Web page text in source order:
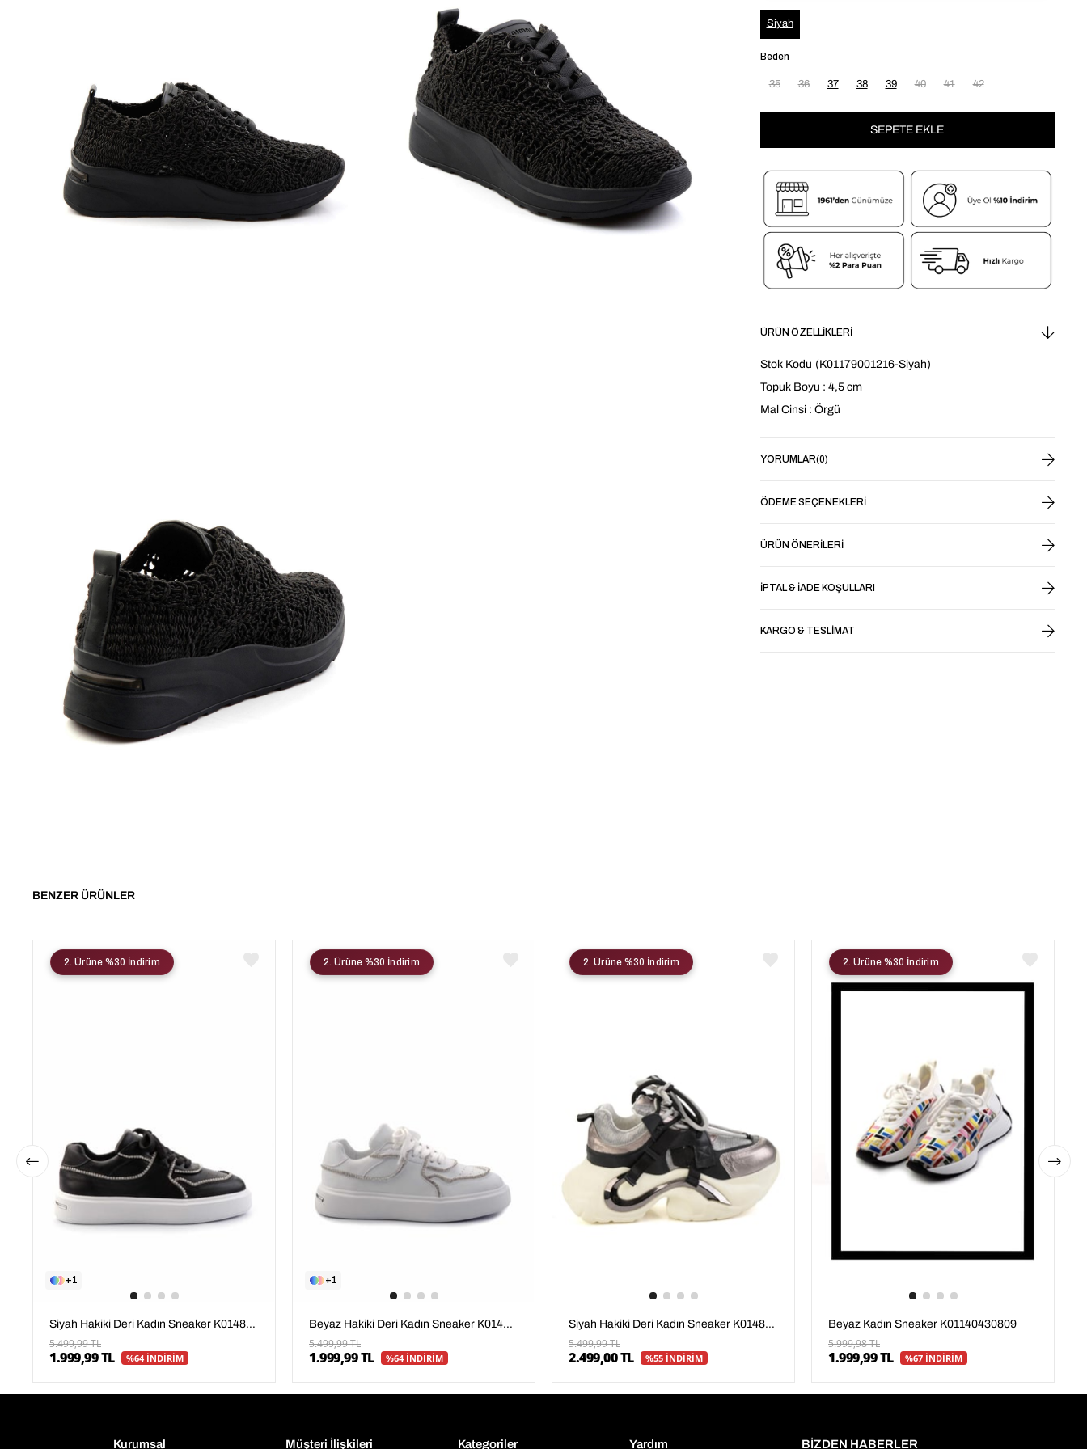
Siyah
Beden
35 36 37 38 39 40 41 42
ÜRÜN ÖZELLIKLERI
Stok Kodu (K01179001216-Siyah)
Topuk Boyu : 4,5 cm
Mal Cinsi : Örgü
YORUMLAR(0)
ÖDEME SEÇENEKLERI
ÜRÜN ÖNERILERI
İPTAL & İADE KOŞULLARI
KARGO & TESLIMAT
BENZER ÜRÜNLER
1
Siyah Hakiki Deri Kadın Sneaker K01480136703
5.499,99 TL
1.999,99 TL %64 İNDİRİM
2. Ürüne %30 İndirim
1
Beyaz Hakiki Deri Kadın Sneaker K01480136703
5.499,99 TL
1.999,99 TL %64 İNDİRİM
2. Ürüne %30 İndirim
Siyah Hakiki Deri Kadın Sneaker K01480005303
5.499,99 TL
2.499,00 TL %55 İNDİRİM
2. Ürüne %30 İndirim
Beyaz Kadın Sneaker K01140430809
5.999,98 TL
1.999,99 TL %67 İNDİRİM
2. Ürüne %30 İndirim
Kurumsal Müşteri İlişkileri Kategoriler Yardım BİZDEN HABERLER